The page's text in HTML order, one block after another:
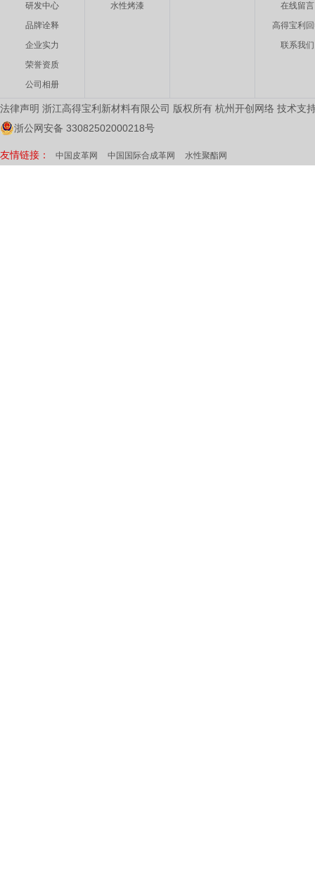
研发中心
品牌诠释
企业实力
荣誉资质
公司相册
水性烤漆
在线留言
高得宝利
联系我们
法律声明 浙江高得宝利新材料有限公司 版权所有 杭州开创网络 技术支
浙公网安备 33082502000218号
友情链接： 中国皮革网 中国国际合成革网 水性聚酯网